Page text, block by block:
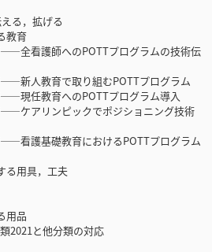
る，拡げる
教育
全看護師へのPOTTプログラムの技術伝
新人教育で取り組むPOTTプログラム
現任教育へのPOTTプログラム導入
ケアリンピックでポジショニング技術
看護基礎教育におけるPOTTプログラム
る用具，工夫
用品
と他分類の対応